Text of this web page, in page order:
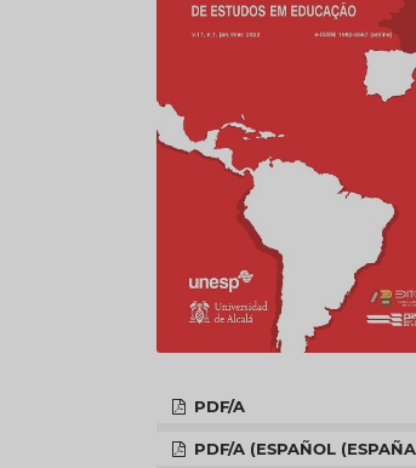
PDF/A
PDF/A (ESPAÑOL